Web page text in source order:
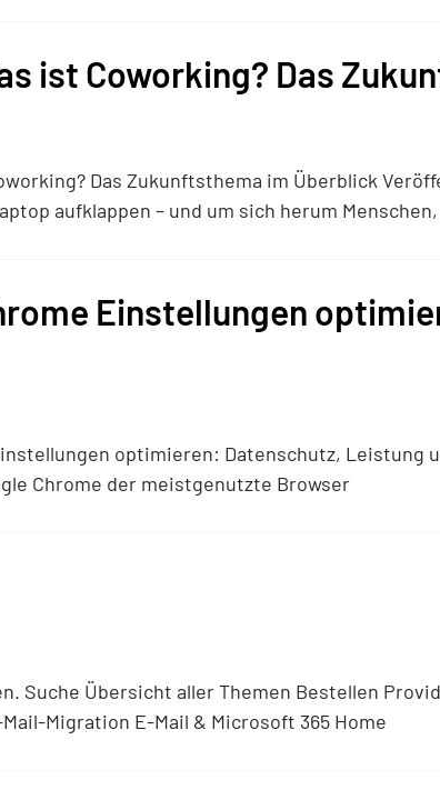
ist Coworking? Das
Das Zukunftsthema im Überblick
aufklappen – und um sich herum
Einstellungen
optimieren: Datenschutz, Leistung
Chrome der meistgenutzte Browser
Suche Übersicht aller Themen Bestellen
Migration E-Mail & Microsoft 365 Home